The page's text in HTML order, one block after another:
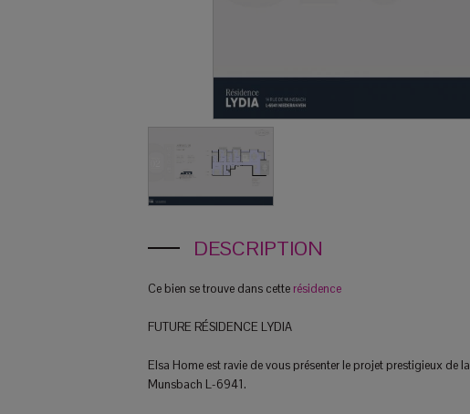
DESCRIPTION
Ce bien se trouve dans cette résidence
FUTURE RÉSIDENCE LYDIA
Elsa Home est ravie de vous présenter le projet prestigieux de
Munsbach L-6941.